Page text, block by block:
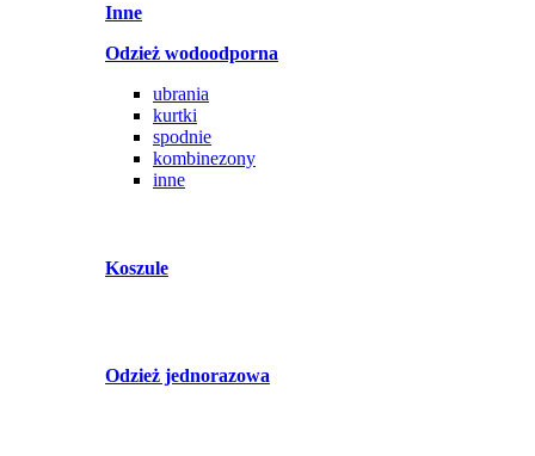
Inne
Odzież wodoodporna
ubrania
kurtki
spodnie
kombinezony
inne
Koszule
Odzież jednorazowa